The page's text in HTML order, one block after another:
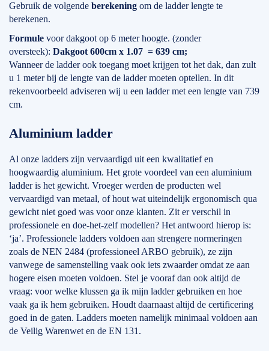
Gebruik de volgende berekening om de ladder lengte te
berekenen.
Formule voor dakgoot op 6 meter hoogte. (zonder
oversteek): Dakgoot 600cm x 1.07 = 639 cm;
Wanneer de ladder ook toegang moet krijgen tot het dak, dan zult
u 1 meter bij de lengte van de ladder moeten optellen. In dit
rekenvoorbeeld adviseren wij u een ladder met een lengte van 739
cm.
Aluminium ladder
Al onze ladders zijn vervaardigd uit een kwalitatief en
hoogwaardig aluminium. Het grote voordeel van een aluminium
ladder is het gewicht. Vroeger werden de producten wel
vervaardigd van metaal, of hout wat uiteindelijk ergonomisch qua
gewicht niet goed was voor onze klanten. Zit er verschil in
professionele en doe-het-zelf modellen? Het antwoord hierop is:
‘ja’. Professionele ladders voldoen aan strengere normeringen
zoals de NEN 2484 (professioneel ARBO gebruik), ze zijn
vanwege de samenstelling vaak ook iets zwaarder omdat ze aan
hogere eisen moeten voldoen. Stel je vooraf dan ook altijd de
vraag: voor welke klussen ga ik mijn ladder gebruiken en hoe
vaak ga ik hem gebruiken. Houdt daarnaast altijd de certificering
goed in de gaten. Ladders moeten namelijk minimaal voldoen aan
de Veilig Warenwet en de EN 131.